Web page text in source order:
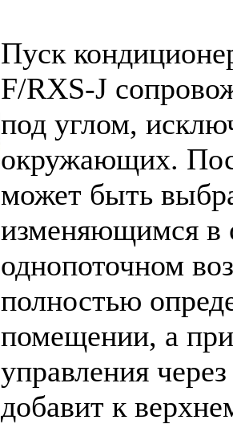
Пуск
F/RXS-J
под углом,
окружающих.
может быть
изменяющимся в
однопоточном
полностью
помещении, а
управления
добавит к